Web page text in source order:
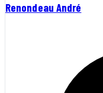
Renondeau André